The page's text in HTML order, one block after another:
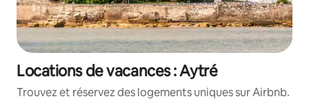
Locations de vacances : Aytré
Trouvez et réservez des logements uniques sur Airbnb.